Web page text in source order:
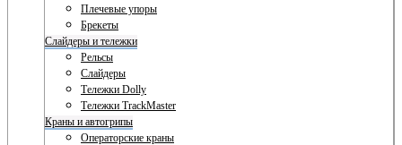
Плечевые упоры
Брекеты
Слайдеры и тележки
Рельсы
Слайдеры
Тележки Dolly
Тележки TrackMaster
Краны и автогрипы
Операторские краны